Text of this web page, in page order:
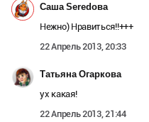
Саша Seredова
Нежно) Нравиться!!+++
22 Апрель 2013, 20:33
Татьяна Огаркова
ух какая!
22 Апрель 2013, 21:44